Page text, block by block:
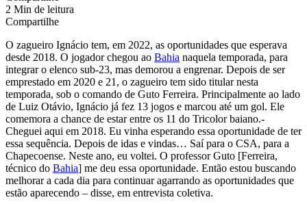
2 Min de leitura
Compartilhe
O zagueiro Ignácio tem, em 2022, as oportunidades que esperava
desde 2018. O jogador chegou ao Bahia naquela temporada, para
integrar o elenco sub-23, mas demorou a engrenar. Depois de ser
emprestado em 2020 e 21, o zagueiro tem sido titular nesta
temporada, sob o comando de Guto Ferreira. Principalmente ao lado
de Luiz Otávio, Ignácio já fez 13 jogos e marcou até um gol. Ele
comemora a chance de estar entre os 11 do Tricolor baiano.-
Cheguei aqui em 2018. Eu vinha esperando essa oportunidade de ter
essa sequência. Depois de idas e vindas… Saí para o CSA, para a
Chapecoense. Neste ano, eu voltei. O professor Guto [Ferreira,
técnico do Bahia] me deu essa oportunidade. Então estou buscando
melhorar a cada dia para continuar agarrando as oportunidades que
estão aparecendo – disse, em entrevista coletiva.